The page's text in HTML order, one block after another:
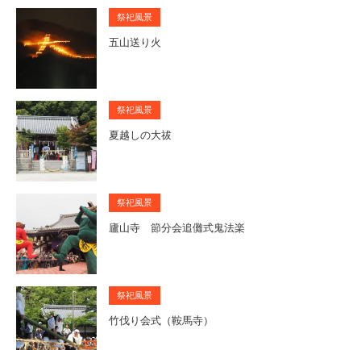
祭祀風景
五山送り火
祭祀風景
夏越しの大祓
祭祀風景
廬山寺 節分会追儺式鬼法楽
祭祀風景
竹伐り会式（鞍馬寺）